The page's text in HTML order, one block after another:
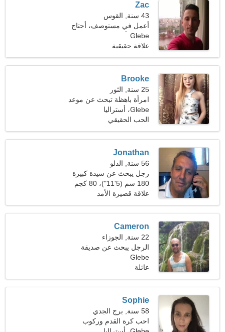
Zac
43 سنة, القوس
أعمل في مستوصف، أحتاج
إلى امرأة رائعة
Glebe
علاقة حقيقية
Brooke
25 سنة, الثور
امرأة باهظة تبحث عن موعد
Glebe، أستراليا
الحب الحقيقي
Jonathan
56 سنة, الدلو
رجل يبحث عن سيدة كبيرة
180 سم (5'11")، 80 كجم
(176 رطلا)
علاقة قصيرة الأمد
Cameron
22 سنة, الجوزاء
الرجل يبحث عن صديقة
Glebe
عائلة
Sophie
58 سنة, برج الجدي
احب كرة القدم وركوب